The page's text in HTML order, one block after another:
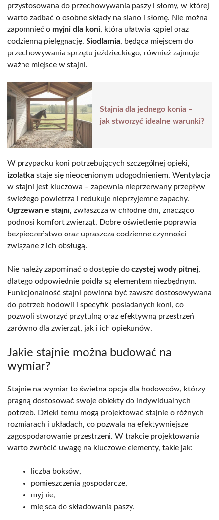
przystosowana do przechowywania paszy i słomy, w której
warto zadbać o osobne składy na siano i słomę. Nie można
zapomnieć o myjni dla koni, która ułatwia kąpiel oraz
codzienną pielęgnację. Siodlarnia, będąca miejscem do
przechowywania sprzętu jeździeckiego, również zajmuje
ważne miejsce w stajni.
Stajnia dla jednego konia –
jak stworzyć idealne warunki?
W przypadku koni potrzebujących szczególnej opieki,
izolatka staje się nieocenionym udogodnieniem. Wentylacja
w stajni jest kluczowa – zapewnia nieprzerwany przepływ
świeżego powietrza i redukuje nieprzyjemne zapachy.
Ogrzewanie stajni, zwłaszcza w chłodne dni, znacząco
podnosi komfort zwierząt. Dobre oświetlenie poprawia
bezpieczeństwo oraz upraszcza codzienne czynności
związane z ich obsługą.
Nie należy zapominać o dostępie do czystej wody pitnej,
dlatego odpowiednie poidła są elementem niezbędnym.
Funkcjonalność stajni powinna być zawsze dostosowywana
do potrzeb hodowli i specyfiki posiadanych koni, co
pozwoli stworzyć przytulną oraz efektywną przestrzeń
zarówno dla zwierząt, jak i ich opiekunów.
Jakie stajnie można budować na
wymiar?
Stajnie na wymiar to świetna opcja dla hodowców, którzy
pragną dostosować swoje obiekty do indywidualnych
potrzeb. Dzięki temu mogą projektować stajnie o różnych
rozmiarach i układach, co pozwala na efektywniejsze
zagospodarowanie przestrzeni. W trakcie projektowania
warto zwrócić uwagę na kluczowe elementy, takie jak:
liczba boksów,
pomieszczenia gospodarcze,
myjnie,
miejsca do składowania paszy.